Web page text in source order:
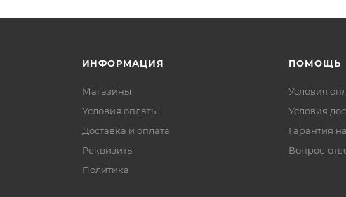
ИНФОРМАЦИЯ
Магазины
Условия оплаты
Доставка и оплата
Реквизиты
Политика
ПОМОЩЬ
Условия
Условия
Гарантия
Вопрос-